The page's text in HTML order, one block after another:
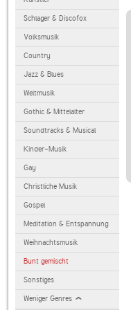
Schlager & Discofox
Volksmusik
Country
Jazz & Blues
Weltmusik
Gothic & Mittelalter
Soundtracks & Musical
Kinder-Musik
Gay
Christliche Musik
Gospel
Meditation & Entspannung
Weihnachtsmusik
Bunt gemischt
Sonstiges
Weniger Genres